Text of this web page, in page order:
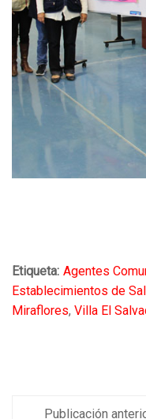
Etiqueta: Agentes
Establecimientos de
Miraflores, Villa El
Publicación